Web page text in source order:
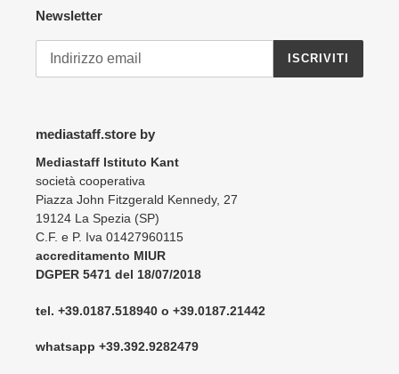
Newsletter
ISCRIVITI
mediastaff.store by
Mediastaff Istituto Kant
società cooperativa
Piazza John Fitzgerald Kennedy, 27
19124 La Spezia (SP)
C.F. e P. Iva 01427960115
accreditamento MIUR
DGPER 5471 del 18/07/2018
tel. +39.0187.518940 o +39.0187.21442
whatsapp +39.392.9282479